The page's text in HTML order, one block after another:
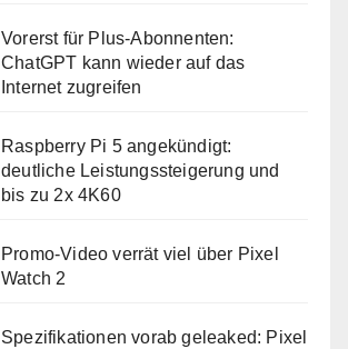
Vorerst für Plus-Abonnenten:
ChatGPT kann wieder auf das
Internet zugreifen
Raspberry Pi 5 angekündigt:
deutliche Leistungssteigerung und
bis zu 2x 4K60
Promo-Video verrät viel über Pixel
Watch 2
Spezifikationen vorab geleaked: Pixel